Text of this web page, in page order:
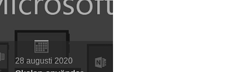
28 augusti 2020